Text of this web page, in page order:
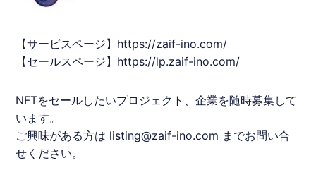
【サービスページ】 https://zaif-ino.com/
【セールスページ】 https://lp.zaif-ino.com/
NFTをセールしたいプロジェクト、企業を随時募集して
います。
ご興味がある方は listing@zaif-ino.com までお問い合
せください。